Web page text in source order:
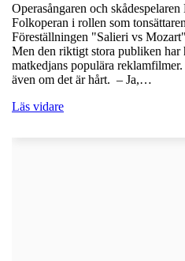
Operasångaren och
Folkoperan i rollen som
Föreställningen "Salieri vs
Men den riktigt stora publiken
matkedjans populära
även om det är hårt. – Ja,…
Läs vidare